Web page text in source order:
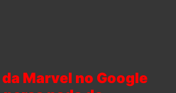
Marvel no Google